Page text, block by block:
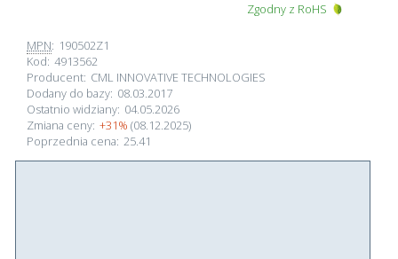
Zgodny z RoHS
MPN: 190502Z1
Kod: 4913562
Producent: CML INNOVATIVE TECHNOLOGIES
Dodany do bazy: 08.03.2017
Ostatnio widziany: 04.05.2026
Zmiana ceny: +31% (08.12.2025)
Poprzednia cena: 25.41